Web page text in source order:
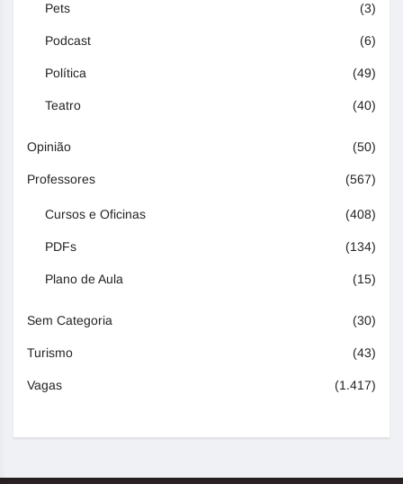
Pets (3)
Podcast (6)
Política (49)
Teatro (40)
Opinião (50)
Professores (567)
Cursos e Oficinas (408)
PDFs (134)
Plano de Aula (15)
Sem Categoria (30)
Turismo (43)
Vagas (1.417)